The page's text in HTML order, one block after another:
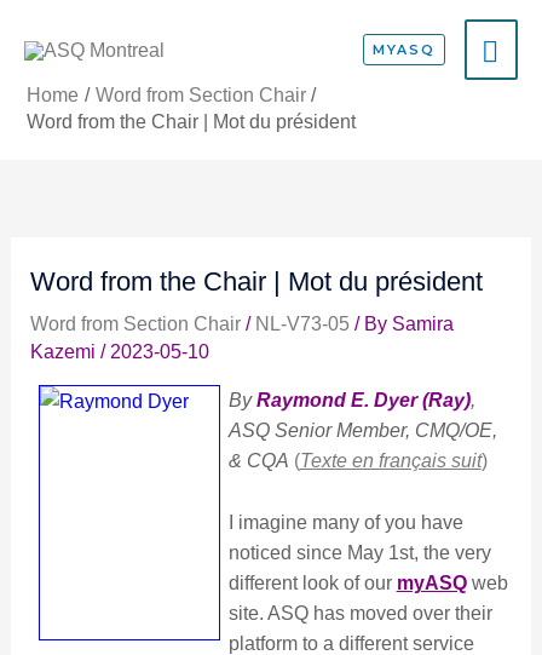
MYASQ
Home
Word from Section Chair
Word from the Chair | Mot du président
Word from the Chair | Mot du président
Word from Section Chair/ NL-V73-05/ By Samira
Kazemi / 2023-05-10
ByRaymond E. Dyer (Ray),
ASQ Senior Member, CMQ/OE,
& CQA (Texte en français suit)
I imagine many of you have
noticed since May 1st, the very
different look of our myASQweb
site. ASQ has moved over their
platform to a different service